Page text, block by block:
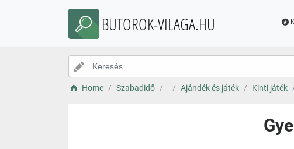
BUTOROK-VILAGA.HU
Home Szabadidő Ajándék és játék Kinti játék